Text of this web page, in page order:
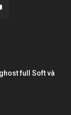
full Soft và